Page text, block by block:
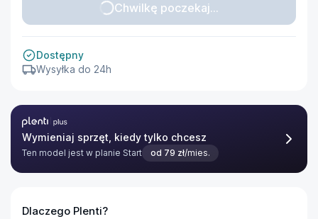
Chwilkę poczekaj...
Dostępny
Wysyłka do 24h
Plenti Plus
Wymieniaj sprzęt, kiedy tylko chcesz
Ten model jest w planie Start od 79 zł/mies.
Dlaczego Plenti?